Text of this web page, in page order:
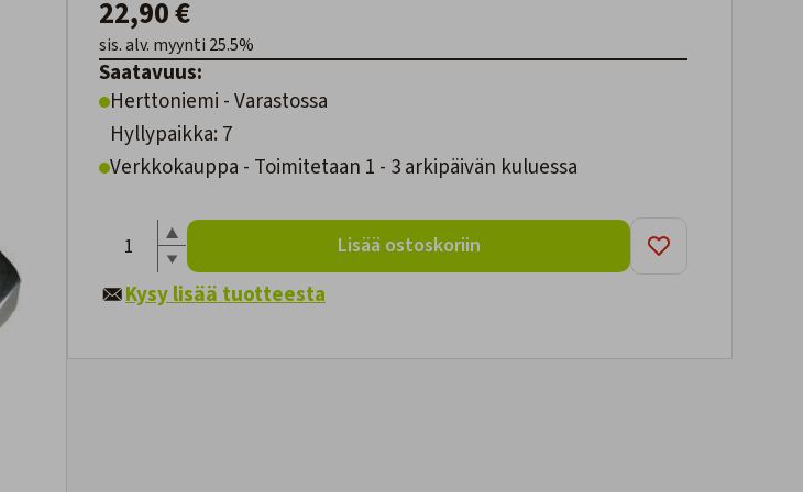
22,90 €
sis. alv. myynti 25.5%
Saatavuus:
Herttoniemi - Varastossa
Hyllypaikka: 7
Verkkokauppa - Toimitetaan 1 - 3 arkipäivän kuluessa
Lisää ostoskoriin
Kysy lisää tuotteesta